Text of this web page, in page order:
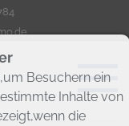
Besuchern ein
Inhalte von
die